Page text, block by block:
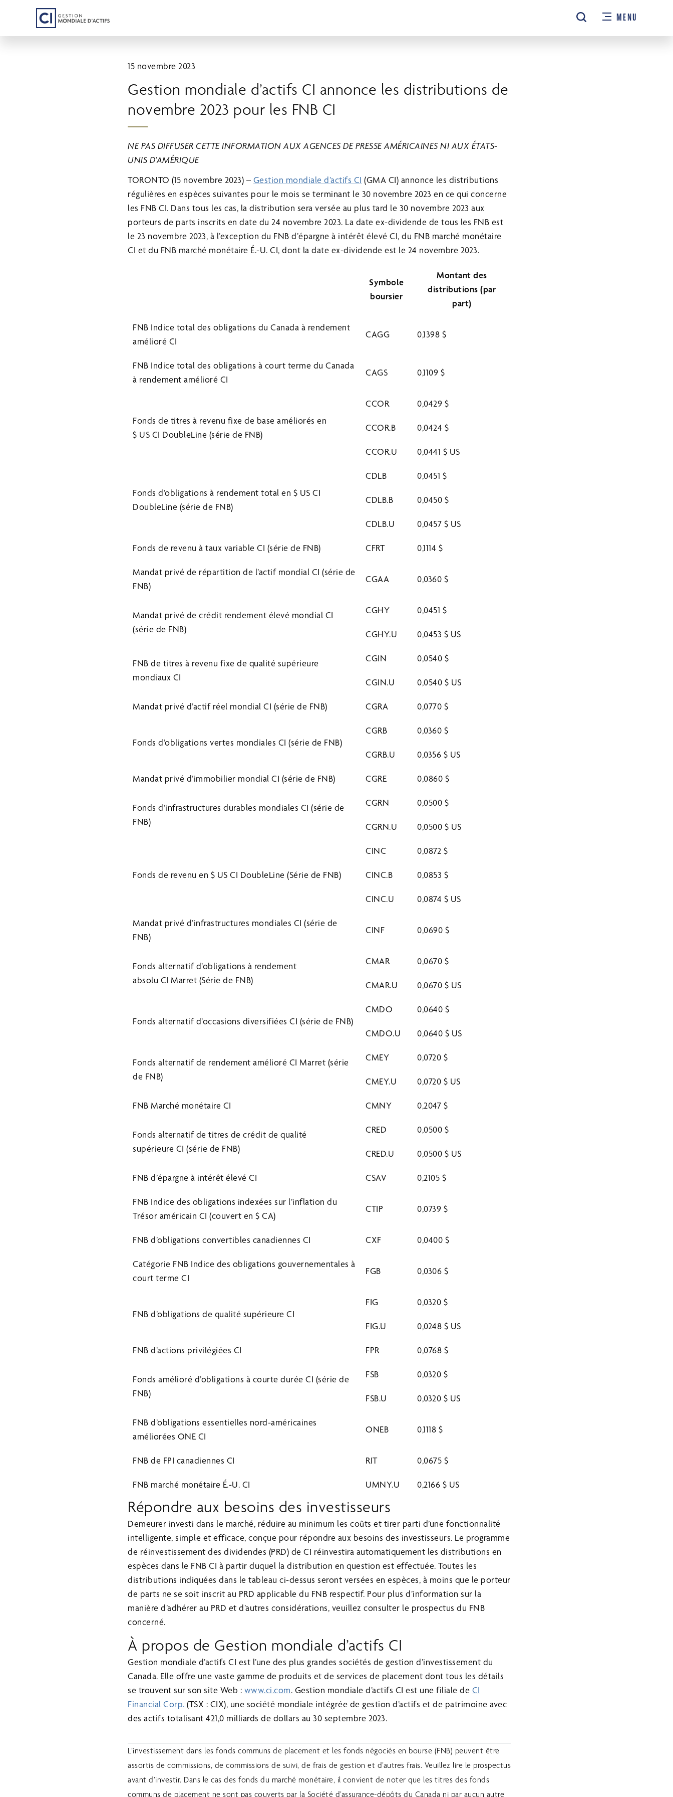
contenu
MENU
15 novembre 2023
Gestion mondiale d’actifs CI annonce les distributions de
novembre 2023 pour les FNB CI
NE PAS DIFFUSER CETTE INFORMATION AUX AGENCES DE PRESSE AMÉRICAINES NI AUX ÉTATS-
UNIS D’AMÉRIQUE
TORONTO (15 novembre 2023) – Gestion mondiale d’actifs CI (GMA CI) annonce les distributions
régulières en espèces suivantes pour le mois se terminant le 30 novembre 2023 en ce qui concerne
les FNB CI. Dans tous les cas, la distribution sera versée au plus tard le 30 novembre 2023 aux
porteurs de parts inscrits en date du 24 novembre 2023. La date ex-dividende de tous les FNB est
le 23 novembre 2023, à l’exception du FNB d’épargne à intérêt élevé CI, du FNB marché monétaire
CI et du FNB marché monétaire É.-U. CI, dont la date ex-dividende est le 24 novembre 2023.
Symbole
boursier
Montant des
distributions (par
part)
FNB Indice total des obligations du Canada à rendement
amélioré CI
CAGG 0,1398 $
FNB Indice total des obligations à court terme du Canada
à rendement amélioré CI
CAGS 0,1109 $
Fonds de titres à revenu fixe de base améliorés en
$ US CI DoubleLine (série de FNB)
CCOR 0,0429 $
CCOR.B 0,0424 $
CCOR.U 0,0441 $ US
Fonds d’obligations à rendement total en $ US CI
DoubleLine (série de FNB)
CDLB 0,0451 $
CDLB.B 0,0450 $
CDLB.U 0,0457 $ US
Fonds de revenu à taux variable CI (série de FNB) CFRT 0,1114 $
Mandat privé de répartition de l’actif mondial CI (série de
FNB)
CGAA 0,0360 $
Mandat privé de crédit rendement élevé mondial CI
(série de FNB)
CGHY 0,0451 $
CGHY.U 0,0453 $ US
FNB de titres à revenu fixe de qualité supérieure
mondiaux CI
CGIN 0,0540 $
CGIN.U 0,0540 $ US
Mandat privé d’actif réel mondial CI (série de FNB) CGRA 0,0770 $
Fonds d’obligations vertes mondiales CI (série de FNB)
CGRB 0,0360 $
CGRB.U 0,0356 $ US
Mandat privé d’immobilier mondial CI (série de FNB) CGRE 0,0860 $
Fonds d’infrastructures durables mondiales CI (série de
FNB)
CGRN 0,0500 $
CGRN.U 0,0500 $ US
Fonds de revenu en $ US CI DoubleLine (Série de FNB)
CINC 0,0872 $
CINC.B 0,0853 $
CINC.U 0,0874 $ US
Mandat privé d’infrastructures mondiales CI (série de
FNB)
CINF 0,0690 $
Fonds alternatif d’obligations à rendement
absolu CI Marret (Série de FNB)
CMAR 0,0670 $
CMAR.U 0,0670 $ US
Fonds alternatif d’occasions diversifiées CI (série de FNB)
CMDO 0,0640 $
CMDO.U 0,0640 $ US
Fonds alternatif de rendement amélioré CI Marret (série
de FNB)
CMEY 0,0720 $
CMEY.U 0,0720 $ US
FNB Marché monétaire CI CMNY 0,2047 $
Fonds alternatif de titres de crédit de qualité
supérieure CI (série de FNB)
CRED 0,0500 $
CRED.U 0,0500 $ US
FNB d’épargne à intérêt élevé CI CSAV 0,2105 $
FNB Indice des obligations indexées sur l’inflation du
Trésor américain CI (couvert en $ CA)
CTIP 0,0739 $
FNB d’obligations convertibles canadiennes CI CXF 0,0400 $
Catégorie FNB Indice des obligations gouvernementales à
court terme CI
FGB 0,0306 $
FNB d’obligations de qualité supérieure CI
FIG 0,0320 $
FIG.U 0,0248 $ US
FNB d’actions privilégiées CI FPR 0,0768 $
Fonds amélioré d’obligations à courte durée CI (série de
FNB)
FSB 0,0320 $
FSB.U 0,0320 $ US
FNB d’obligations essentielles nord-américaines
améliorées ONE CI
ONEB 0,1118 $
FNB de FPI canadiennes CI RIT 0,0675 $
FNB marché monétaire É.-U. CI UMNY.U 0,2166 $ US
Répondre aux besoins des investisseurs
Demeurer investi dans le marché, réduire au minimum les coûts et tirer parti d’une fonctionnalité
intelligente, simple et efficace, conçue pour répondre aux besoins des investisseurs. Le programme
de réinvestissement des dividendes (PRD) de CI réinvestira automatiquement les distributions en
espèces dans le FNB CI à partir duquel la distribution en question est effectuée. Toutes les
distributions indiquées dans le tableau ci-dessus seront versées en espèces, à moins que le porteur
de parts ne se soit inscrit au PRD applicable du FNB respectif. Pour plus d’information sur la
manière d’adhérer au PRD et d’autres considérations, veuillez consulter le prospectus du FNB
concerné.
À propos de Gestion mondiale d’actifs CI
Gestion mondiale d’actifs CI est l’une des plus grandes sociétés de gestion d’investissement du
Canada. Elle offre une vaste gamme de produits et de services de placement dont tous les détails
se trouvent sur son site Web : www.ci.com. Gestion mondiale d’actifs CI est une filiale de CI
Financial Corp. (TSX : CIX), une société mondiale intégrée de gestion d’actifs et de patrimoine avec
des actifs totalisant 421,0 milliards de dollars au 30 septembre 2023.
L’investissement dans les fonds communs de placement et les fonds négociés en bourse (FNB) peuvent être
assortis de commissions, de commissions de suivi, de frais de gestion et d’autres frais. Veuillez lire le prospectus
avant d’investir. Dans le cas des fonds du marché monétaire, il convient de noter que les titres des fonds
communs de placement ne sont pas couverts par la Société d’assurance-dépôts du Canada ni par aucun autre